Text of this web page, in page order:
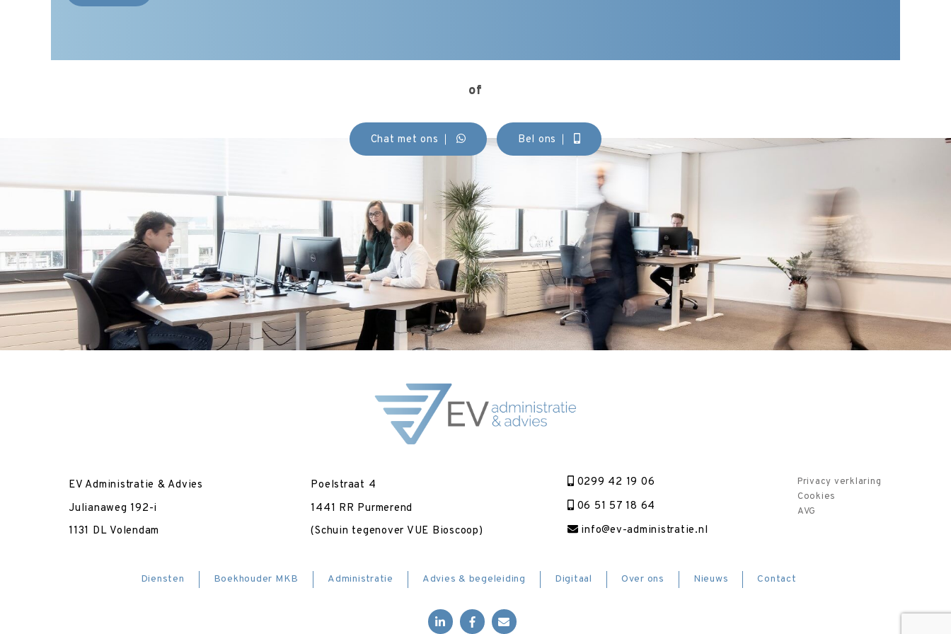
of
Chat met ons Bel ons
EV Administratie & Advies
Julianaweg 192-i
1131 DL Volendam
Poelstraat 4
1441 RR Purmerend
(Schuin tegenover VUE Bioscoop)
0299 42 19 06
06 51 57 18 64
info@ev-administratie.nl
Privacy verklaring
Cookies
AVG
Diensten Boekhouder MKB Administratie Advies & begeleiding Digitaal Over ons Nieuws Contact